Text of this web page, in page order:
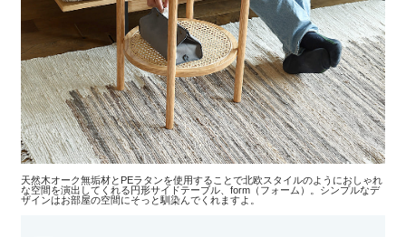
天然木オーク無垢材とPEラタンを使用することで北欧スタイルのようにおしゃれ
な空間を演出してくれる円形サイドテーブル、form（フォーム）。シンプルなデ
ザインはお部屋の空間にそっと馴染んでくれますよ。